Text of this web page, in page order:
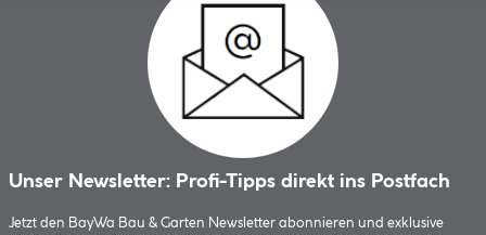
Unser Newsletter: Profi-Tipps direkt ins Postfach
Jetzt den BayWa Bau & Garten Newsletter abonnieren und exklusive